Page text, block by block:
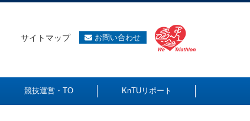
サイトマップ お問い合わせ
競技運営・TO KnTUリポート